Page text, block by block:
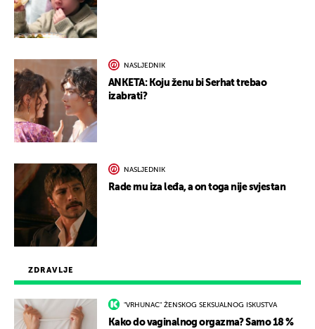
ZDRAVLJE
"VRHUNAC" ŽENSKOG SEKSUALNOG ISKUSTVA
Kako do vaginalnog orgazma? Samo 18 %
NASLJEDNIK
ANKETA: Koju ženu bi Serhat trebao
izabrati?
NASLJEDNIK
Rade mu iza leđa, a on toga nije svjestan